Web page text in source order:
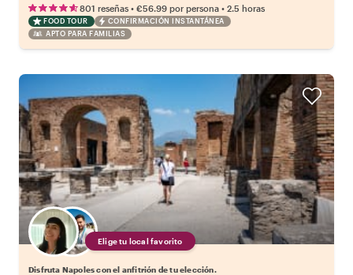
801 reseñas • €56.99 por persona • 2.5 horas
FOOD TOUR
CONFIRMACIÓN INSTANTÁNEA
APTO PARA FAMILIAS
Elige tu local favorito
Disfruta Napoles con el anfitrión de tu elección.